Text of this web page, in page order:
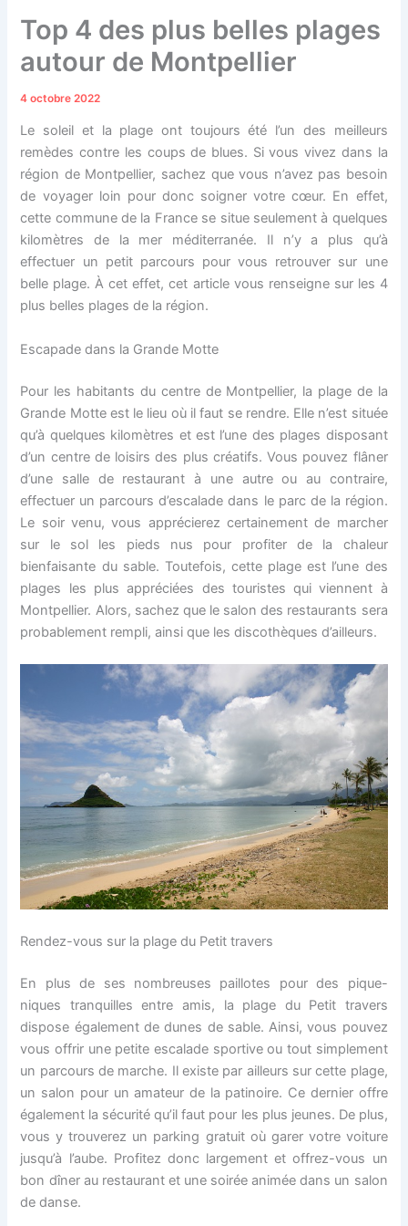
Top 4 des plus belles plages
autour de Montpellier
4 octobre 2022
Le soleil et la plage ont toujours été l’un des meilleurs
remèdes contre les coups de blues. Si vous vivez dans la
région de Montpellier, sachez que vous n’avez pas besoin
de voyager loin pour donc soigner votre cœur. En effet,
cette commune de la France se situe seulement à quelques
kilomètres de la mer méditerranée. Il n’y a plus qu’à
effectuer un petit parcours pour vous retrouver sur une
belle plage. À cet effet, cet article vous renseigne sur les 4
plus belles plages de la région.
Escapade dans la Grande Motte
Pour les habitants du centre de Montpellier, la plage de la
Grande Motte est le lieu où il faut se rendre. Elle n’est située
qu’à quelques kilomètres et est l’une des plages disposant
d’un centre de loisirs des plus créatifs. Vous pouvez flâner
d’une salle de restaurant à une autre ou au contraire,
effectuer un parcours d’escalade dans le parc de la région.
Le soir venu, vous apprécierez certainement de marcher
sur le sol les pieds nus pour profiter de la chaleur
bienfaisante du sable. Toutefois, cette plage est l’une des
plages les plus appréciées des touristes qui viennent à
Montpellier. Alors, sachez que le salon des restaurants sera
probablement rempli, ainsi que les discothèques d’ailleurs.
Rendez-vous sur la plage du Petit travers
En plus de ses nombreuses paillotes pour des pique-
niques tranquilles entre amis, la plage du Petit travers
dispose également de dunes de sable. Ainsi, vous pouvez
vous offrir une petite escalade sportive ou tout simplement
un parcours de marche. Il existe par ailleurs sur cette plage,
un salon pour un amateur de la patinoire. Ce dernier offre
également la sécurité qu’il faut pour les plus jeunes. De plus,
vous y trouverez un parking gratuit où garer votre voiture
jusqu’à l’aube. Profitez donc largement et offrez-vous un
bon dîner au restaurant et une soirée animée dans un salon
de danse.